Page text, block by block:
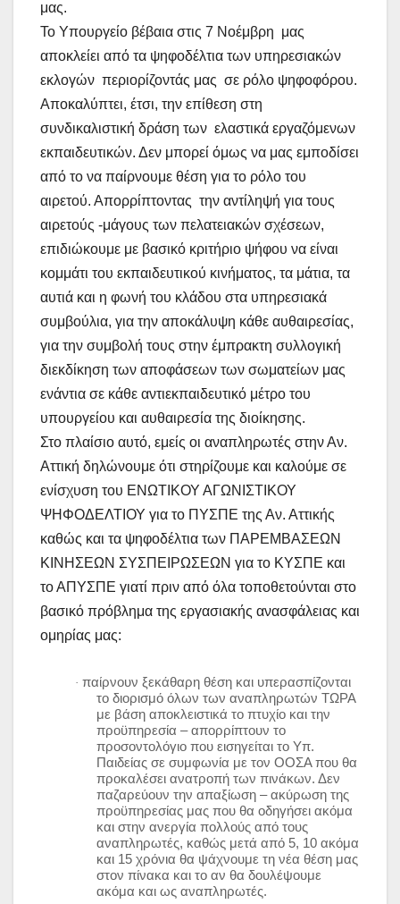
μας.
Το Υπουργείο βέβαια στις 7 Νοέμβρη μας
αποκλείει από τα ψηφοδέλτια των υπηρεσιακών
εκλογών περιορίζοντάς μας σε ρόλο ψηφοφόρου.
Αποκαλύπτει, έτσι, την επίθεση στη
συνδικαλιστική δράση των ελαστικά εργαζόμενων
εκπαιδευτικών. Δεν μπορεί όμως να μας εμποδίσει
από το να παίρνουμε θέση για το ρόλο του
αιρετού. Απορρίπτοντας την αντίληψή για τους
αιρετούς -μάγους των πελατειακών σχέσεων,
επιδιώκουμε με βασικό κριτήριο ψήφου να είναι
κομμάτι του εκπαιδευτικού κινήματος, τα μάτια, τα
αυτιά και η φωνή του κλάδου στα υπηρεσιακά
συμβούλια, για την αποκάλυψη κάθε αυθαιρεσίας,
για την συμβολή τους στην έμπρακτη συλλογική
διεκδίκηση των αποφάσεων των σωματείων μας
ενάντια σε κάθε αντιεκπαιδευτικό μέτρο του
υπουργείου και αυθαιρεσία της διοίκησης.
Στο πλαίσιο αυτό, εμείς οι αναπληρωτές στην Αν.
Αττική δηλώνουμε ότι στηρίζουμε και καλούμε σε
ενίσχυση του ΕΝΩΤΙΚΟΥ ΑΓΩΝΙΣΤΙΚΟΥ
ΨΗΦΟΔΕΛΤΙΟΥ για το ΠΥΣΠΕ της Αν. Αττικής
καθώς και τα ψηφοδέλτια των ΠΑΡΕΜΒΑΣΕΩΝ
ΚΙΝΗΣΕΩΝ ΣΥΣΠΕΙΡΩΣΕΩΝ για το ΚΥΣΠΕ και
το ΑΠΥΣΠΕ γιατί πριν από όλα τοποθετούνται στο
βασικό πρόβλημα της εργασιακής ανασφάλειας και
ομηρίας μας:
· παίρνουν ξεκάθαρη θέση και υπερασπίζονται
το διορισμό όλων των αναπληρωτών ΤΩΡΑ
με βάση αποκλειστικά το πτυχίο και την
προϋπηρεσία – απορρίπτουν το
προσοντολόγιο που εισηγείται το Υπ.
Παιδείας σε συμφωνία με τον ΟΟΣΑ που θα
προκαλέσει ανατροπή των πινάκων. Δεν
παζαρεύουν την απαξίωση – ακύρωση της
προϋπηρεσίας μας που θα οδηγήσει ακόμα
και στην ανεργία πολλούς από τους
αναπληρωτές, καθώς μετά από 5, 10 ακόμα
και 15 χρόνια θα ψάχνουμε τη νέα θέση μας
στον πίνακα και το αν θα δουλέψουμε
ακόμα και ως αναπληρωτές.